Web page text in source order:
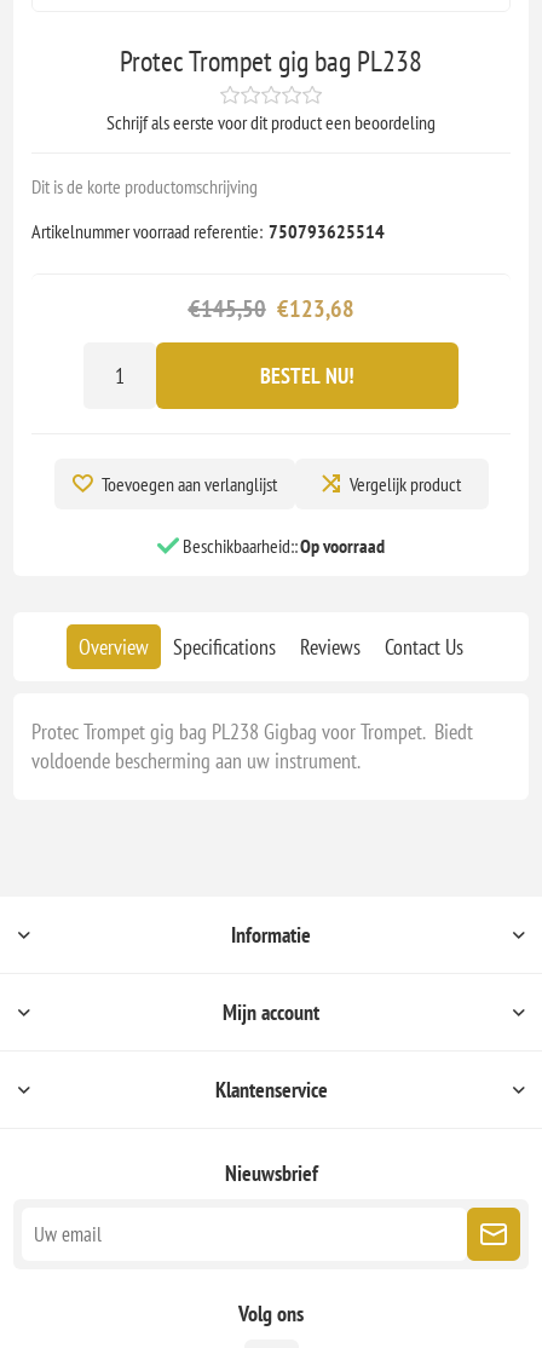
Protec Trompet gig bag PL238
Schrijf als eerste voor dit product een beoordeling
Dit is de korte productomschrijving
Artikelnummer voorraad referentie: 750793625514
€145,50 €123,68
BESTEL NU!
Toevoegen aan verlanglijst Vergelijk product
Beschikbaarheid::Op voorraad
Overview Specifications Reviews Contact Us
Protec Trompet gig bag PL238 Gigbag voor Trompet. Biedt
voldoende bescherming aan uw instrument.
Informatie
Mijn account
Klantenservice
Nieuwsbrief
Volg ons